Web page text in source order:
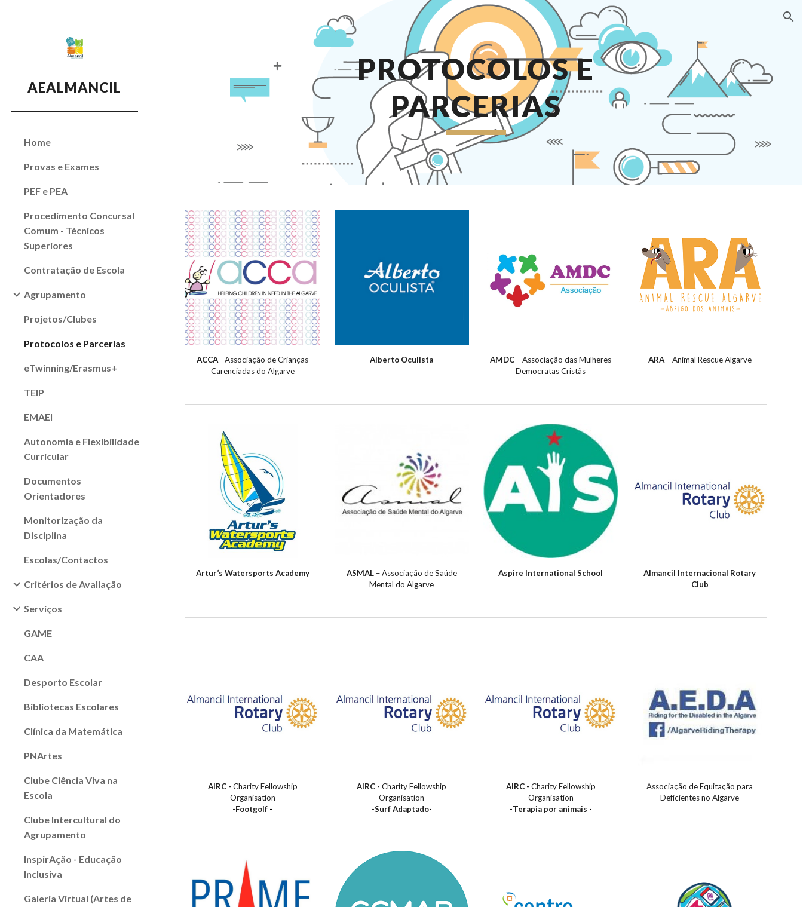
Skip to main content Skip to navigation
AEALMANCIL
Home
Provas e Exames
PEF e PEA
Procedimento Concursal
Comum - Técnicos
Superiores
Contratação de Escola
Agrupamento
Projetos/Clubes
Protocolos e Parcerias
eTwinning/Erasmus+
TEIP
EMAEI
Autonomia e Flexibilidade
Curricular
Documentos
Orientadores
Monitorização da
Disciplina
Escolas/Contactos
Critérios de Avaliação
Serviços
GAME
CAA
Desporto Escolar
Bibliotecas Escolares
Clínica da Matemática
PNArtes
Clube Ciência Viva na
Escola
Clube Intercultural do
Agrupamento
InspirAção - Educação
Inclusiva
Galeria Virtual (Artes de
PROTOCOLOS E
PARCERIAS
ACCA - Associação de Crianças
Carenciadas do Algarve
Alberto Oculista AMDC – Associação das Mulheres
Democratas Cristãs
ARA – Animal Rescue Algarve
Artur’s Watersports Academy ASMAL– Associação de Saúde
Mental do Algarve
Aspire International School
Almancil Internacional Rotary
Club
AIRC - Charity Fellowship
Organisation
-Footgolf -
AIRC -Charity Fellowship
Organisation
-Surf Adaptado-
AIRC - Charity Fellowship
Organisation
-Terapia por animais -
Associação de Equitação para
Deficientes no Algarve